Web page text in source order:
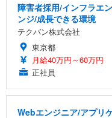
障害者採用/インフラエ
ンジ/成長できる環境
テクバン株式会社
東京都
月給40万円～60万円
正社員
Webエンジニア/アプリ